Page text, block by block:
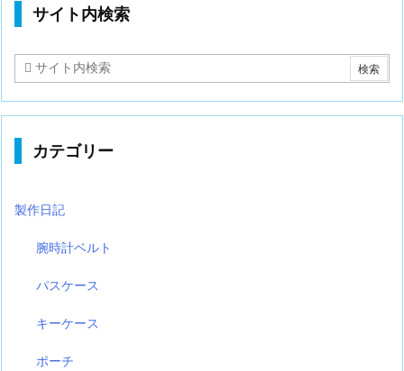
サイト内検索
カテゴリー
製作日記
腕時計ベルト
パスケース
キーケース
ポーチ